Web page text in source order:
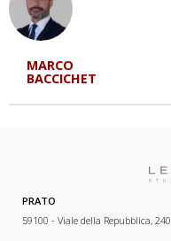
MARCO
BACCICHET
PRATO
59100 - Viale della Repubblica, 240